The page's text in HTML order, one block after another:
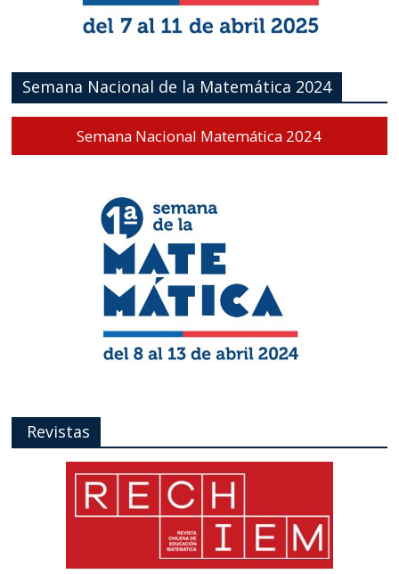
Semana Nacional de la Matemática 2024
Semana Nacional Matemática 2024
Revistas